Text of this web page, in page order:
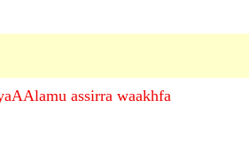
assirra waakhfa